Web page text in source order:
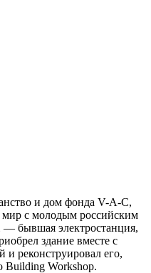
и дом фонда V-A-C,
мир с молодым российским
бывшая электростанция,
здание вместе с
реконструировал его,
Building Workshop.